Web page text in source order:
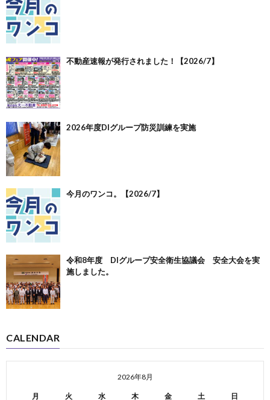
不動産速報が発行されました！【2026/7】
2026年度DIグループ防災訓練を実施
今月のワンコ。【2026/7】
令和8年度 DIグループ安全衛生協議会 安全大会を実
施しました。
CALENDAR
2026年8月
月 火 水 木 金 土 日